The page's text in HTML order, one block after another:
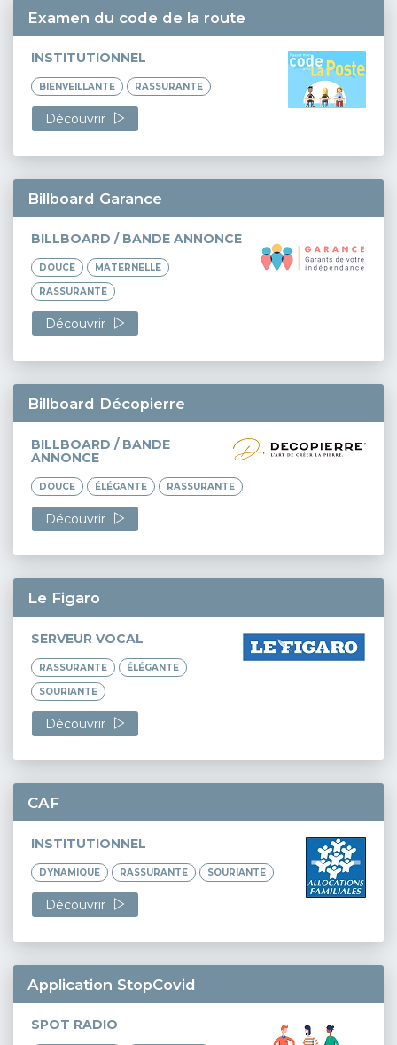
Examen du code de la route
INSTITUTIONNEL
BIENVEILLANTE RASSURANTE
Découvrir
Billboard Garance
BILLBOARD / BANDE ANNONCE
DOUCE MATERNELLE
RASSURANTE
Découvrir
Billboard Décopierre
BILLBOARD / BANDE
ANNONCE
DOUCE ÉLÉGANTE RASSURANTE
Découvrir
Le Figaro
SERVEUR VOCAL
RASSURANTE ÉLÉGANTE
SOURIANTE
Découvrir
CAF
INSTITUTIONNEL
DYNAMIQUE RASSURANTE SOURIANTE
Découvrir
Application StopCovid
SPOT RADIO